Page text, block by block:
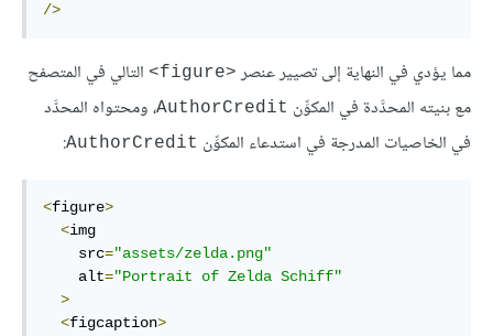
/>
مما يؤدي في النهاية إلى تصيير عنصر <figure>
التالي في المتصفح
مع بنيته المحدَّدة في المكوِّن AuthorCredit، ومحتواه المحدَّد
في الخاصيات المدرجة في استدعاء المكوِّن AuthorCredit
:
<figure>
<img
    src
="assets/zelda.png"
    alt
="Portrait of Zelda Schiff"
>
<figcaption>